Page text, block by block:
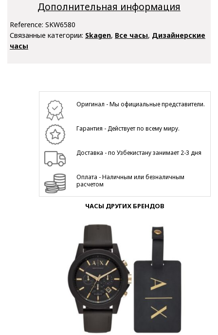
Дополнительная информация
Reference: SKW6580
Связанные категории: Skagen, Все часы, Дизайнерские
часы
Оригинал - Мы официальные представители.
Гарантия - Действует по всему миру.
Доставка - по Узбекистану занимает 2-3 дня
Оплата - Наличным или безналичным
расчетом
ЧАСЫ ДРУГИХ БРЕНДОВ